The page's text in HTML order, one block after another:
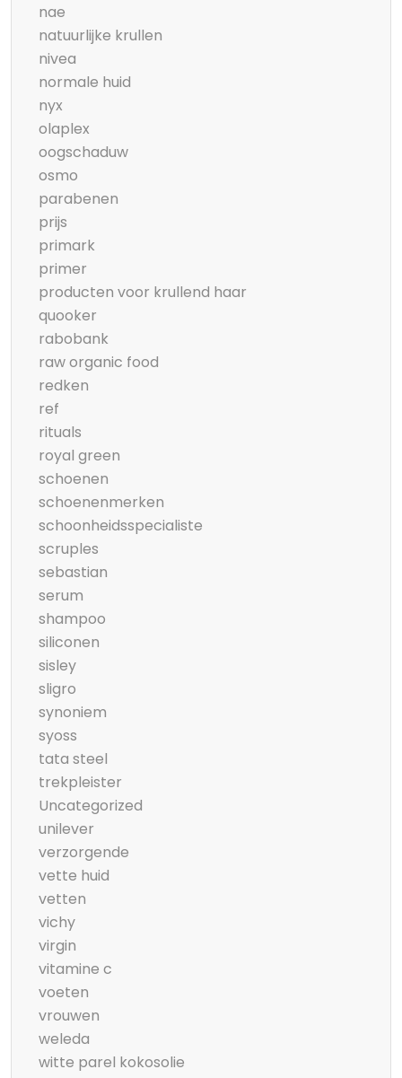
nae
natuurlijke krullen
nivea
normale huid
nyx
olaplex
oogschaduw
osmo
parabenen
prijs
primark
primer
producten voor krullend haar
quooker
rabobank
raw organic food
redken
ref
rituals
royal green
schoenen
schoenenmerken
schoonheidsspecialiste
scruples
sebastian
serum
shampoo
siliconen
sisley
sligro
synoniem
syoss
tata steel
trekpleister
Uncategorized
unilever
verzorgende
vette huid
vetten
vichy
virgin
vitamine c
voeten
vrouwen
weleda
witte parel kokosolie